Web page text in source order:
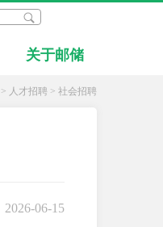
关于邮储
> 人才招聘 > 社会招聘
2026-06-15